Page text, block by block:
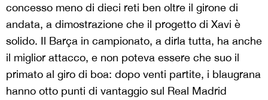
concesso meno di dieci reti ben oltre il girone di
andata, a dimostrazione che il progetto di Xavi è
solido. Il Barça in campionato, a dirla tutta, ha anche
il miglior attacco, e non poteva essere che suo il
primato al giro di boa: dopo venti partite, i blaugrana
hanno otto punti di vantaggio sul Real Madrid